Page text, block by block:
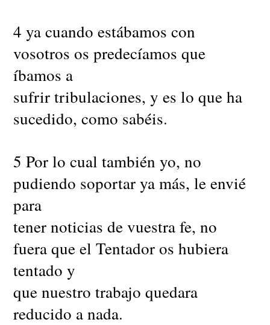
4 ya cuando estábamos con
vosotros os predecíamos que
íbamos a
sufrir tribulaciones, y es lo que ha
sucedido, como sabéis.
5 Por lo cual también yo, no
pudiendo soportar ya más, le envié
para
tener noticias de vuestra fe, no
fuera que el Tentador os hubiera
tentado y
que nuestro trabajo quedara
reducido a nada.